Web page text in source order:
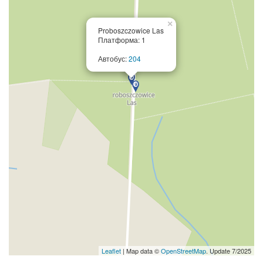
Proboszczowice Las
Платформа: 1
Автобус:204
×
Leaflet | Map data ©OpenStreetMap. Update 7/2025